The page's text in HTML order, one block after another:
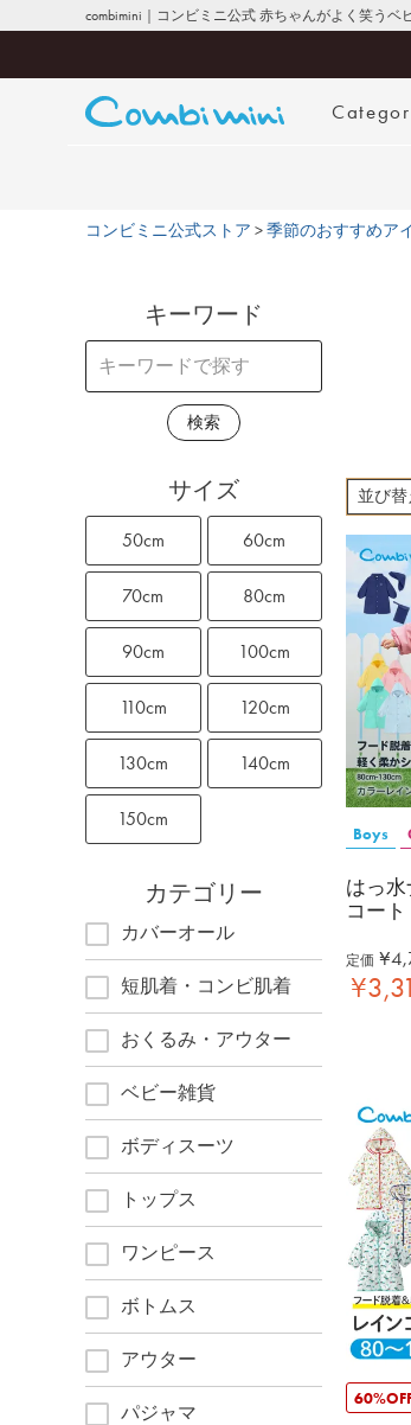
combimini｜コンビミニ公式 赤ちゃんがよく笑う
コンビミニ公式ストア 季節のおすすめア
キーワード
検索
サイズ
50cm 60cm
70cm 80cm
90cm 100cm
110cm 120cm
130cm 140cm
150cm
カテゴリー
カバーオール
短肌着・コンビ肌着
おくるみ・アウター
ベビー雑貨
ボディスーツ
トップス
ワンピース
ボトムス
アウター
パジャマ
並び替
Boys
はっ
コート
定価 ¥
¥